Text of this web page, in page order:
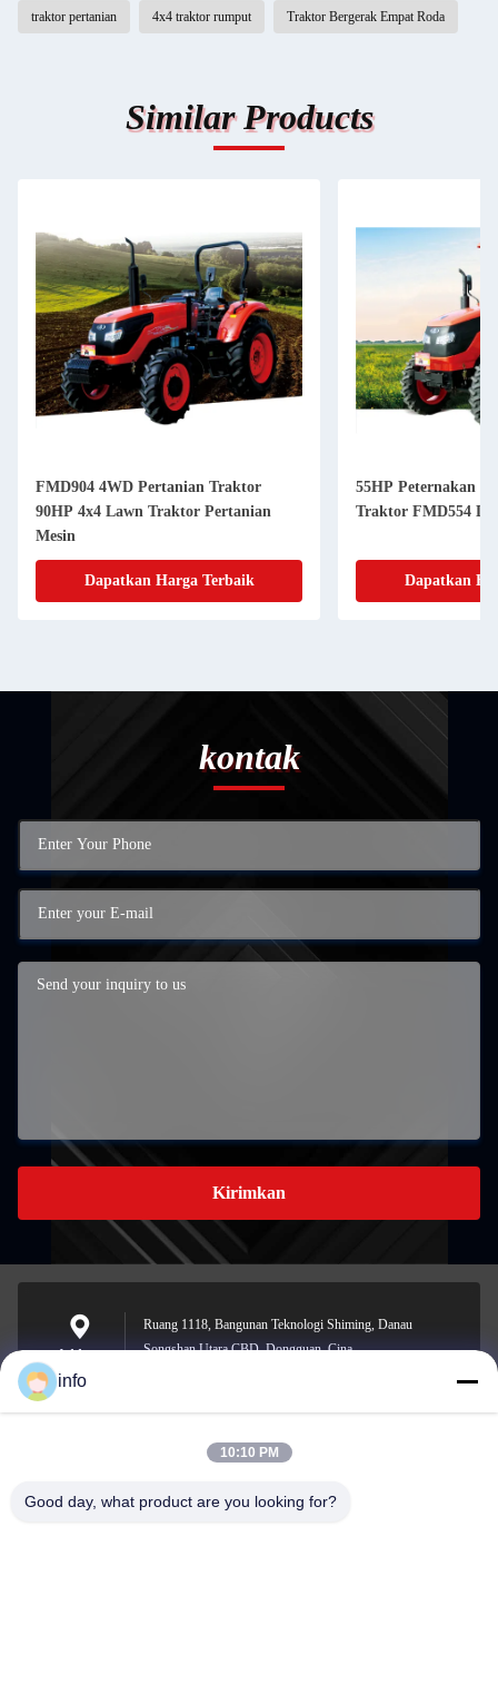
traktor pertanian 4x4 traktor rumput Traktor Bergerak Empat Roda
Similar Products
FMD904 4WD Pertanian Traktor
90HP 4x4 Lawn Traktor Pertanian
Mesin
Dapatkan Harga Terbaik
55HP Peternakan
Traktor FMD554
Dapatkan
kontak
Kirimkan
Address
Ruang 1118, Bangunan Teknologi Shiming, Danau
Songshan Utara CBD, Dongguan, Cina
info@gdpowerplus.com
info
10:10 PM
Good day, what product are you looking for?